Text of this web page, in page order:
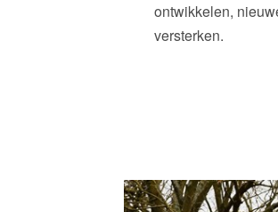
ontwikkelen,
versterken.